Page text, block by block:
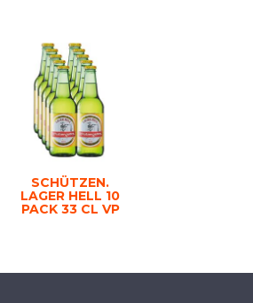
SCHÜTZEN.
LAGER HELL 10
PACK 33 CL VP